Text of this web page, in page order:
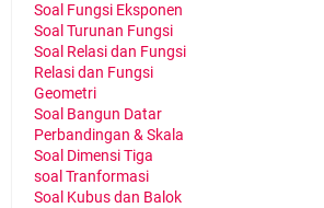
Soal Fungsi Eksponen
Soal Turunan Fungsi
Soal Relasi dan Fungsi
Relasi dan Fungsi
Geometri
Soal Bangun Datar
Perbandingan & Skala
Soal Dimensi Tiga
soal Tranformasi
Soal Kubus dan Balok